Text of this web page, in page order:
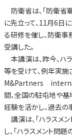
防衛省は、「防衛省
に先立って、11月6日
る研修を催し、防衛
受講した。
本講演は、昨今、ハ
等を受けて、例年実
M&Partners
間、全国の駐屯地や
経験を活かし、過去の
講演は、「ハラスメ
し、「ハラスメント問